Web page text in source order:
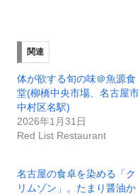
関連
体が欲する旬の味＠魚源食
堂(柳橋中央市場、名古屋市
中村区名駅)
2026年1月31日
Red List Restaurant
名古屋の食卓を染める「ク
リムゾン」。たまり醤油か